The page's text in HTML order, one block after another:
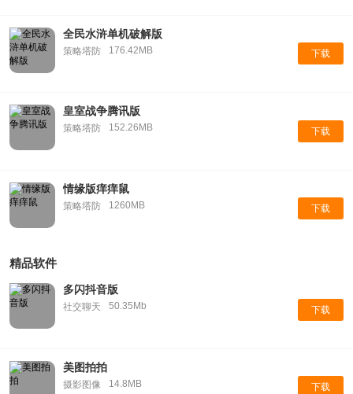
全民水浒单机破解版
策略塔防 176.42MB 下载
皇室战争腾讯版
策略塔防 152.26MB 下载
情缘版痒痒鼠
策略塔防 1260MB 下载
精品软件
多闪抖音版
社交聊天 50.35Mb 下载
美图拍拍
摄影图像 14.8MB 下载